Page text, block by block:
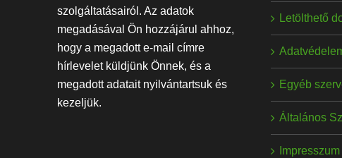
szolgáltatásairól. Az adatok
megadásával Ön hozzájárul ahhoz,
hogy a megadott e-mail címre
hírlevelet küldjünk Önnek, és a
megadott adatait nyilvántartsuk és
kezeljük.
Letölthető
Egyéb
Általános
Impresszum